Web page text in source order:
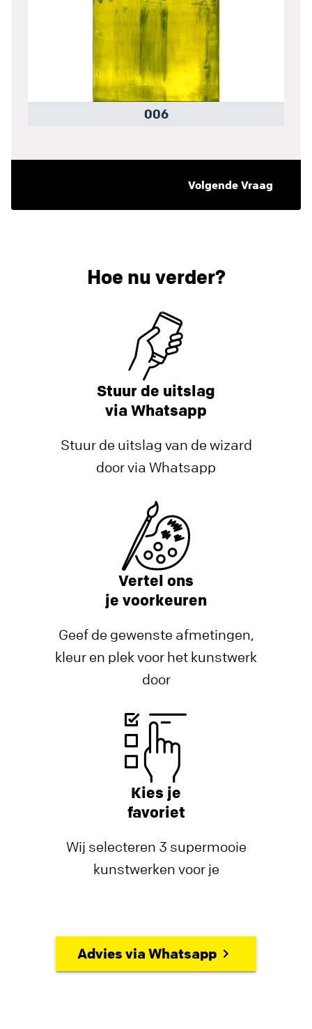
Hoe nu verder?
Stuur de uitslag
via Whatsapp
Stuur de uitslag van de wizard
door via Whatsapp
Vertel ons
je voorkeuren
Geef de gewenste afmetingen,
kleur en plek voor het kunstwerk
door
Kies je
favoriet
Wij selecteren 3 supermooie
kunstwerken voor je
Advies via Whatsapp